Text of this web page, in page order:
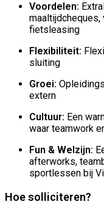
Voordelen:
fietsleasing
Flexibiliteit:
sluiting
Groei:
extern
Cultuur: Een
waar teamwork
Fun & Welzijn:
afterworks,
sportlessen bij
Hoe solliciteren?